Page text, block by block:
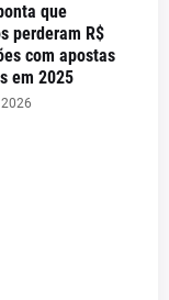
que
perderam R$
com apostas
em 2025